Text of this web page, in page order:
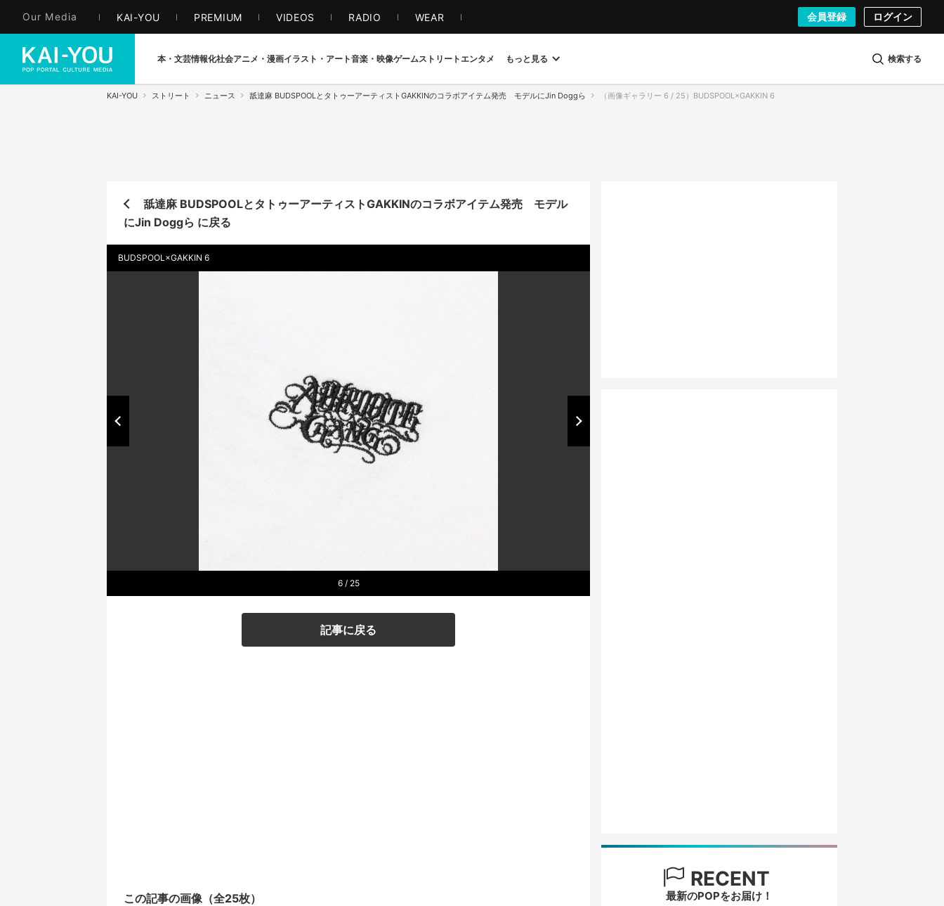
Our Media KAI-YOU PREMIUM VIDEOS RADIO WEAR 会員登録 ログイン
本・文芸情報化社会アニメ・漫画イラスト・アート音楽・映像ゲームストリート エンタメ もっと見る 検索する
KAI-YOU ストリート ニュース 舐達麻 BUDSPOOLとタトゥーアーティストGAKKINのコラボアイテム発売 モデルにJin Doggら （画像ギャラリー 6 / 25）BUDSPOOL×GAKKIN 6
舐達麻 BUDSPOOLとタトゥーアーティストGAKKINのコラボアイテム発売 モデル
にJin Doggら に戻る
BUDSPOOL×GAKKIN 6
6/ 25
記事に戻る
この記事の画像（全25枚）
RECENT
最新のPOPをお届け！